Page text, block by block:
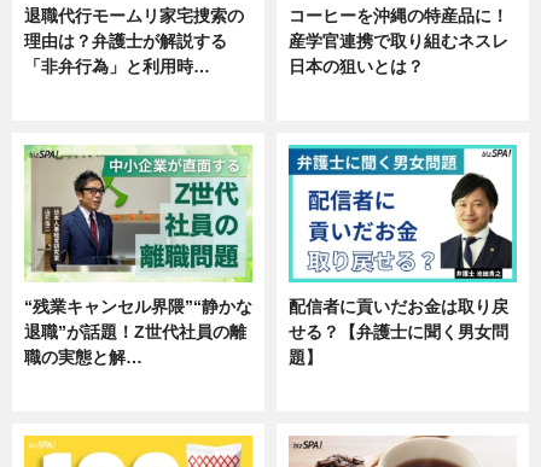
退職代行モームリ家宅捜索の
理由は？弁護士が解説する
「非弁行為」と利用時…
コーヒーを沖縄の特産品に！
産学官連携で取り組むネスレ
日本の狙いとは？
“残業キャンセル界隈”“静かな
退職”が話題！Z世代社員の離
職の実態と解…
配信者に貢いだお金は取り戻
せる？【弁護士に聞く男女問
題】